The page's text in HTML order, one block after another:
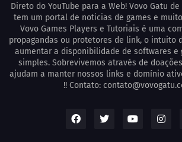
Direto do YouTube para a Web! Vovo Gatu
tem um portal de noticias de games e
Vovo Games Players e Tutoriais é uma
propagandas ou protetores de link, o intuito
aumentar a disponibilidade de softwares e
simples. Sobrevivemos através de
ajudam a manter nossos links e domínio
!! Contato: